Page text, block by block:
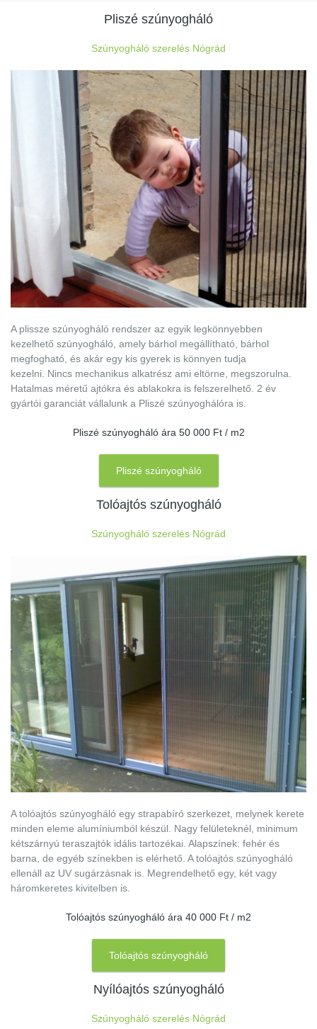
Pliszé szúnyogháló
Szúnyogháló szerelés Nógrád
A plissze szúnyogháló rendszer az egyik legkönnyebben
kezelhető szúnyogháló, amely bárhol megállítható, bárhol
megfogható, és akár egy kis gyerek is könnyen tudja
kezelni. Nincs mechanikus alkatrész ami eltörne, megszorulna.
Hatalmas méretű ajtókra és ablakokra is felszerelhető. 2 év
gyártói garanciát vállalunk a Pliszé szúnyoghálóra is.
Pliszé szúnyogháló ára 50 000 Ft / m2
Pliszé szúnyogháló
Tolóajtós szúnyogháló
Szúnyogháló szerelés Nógrád
A tolóajtós szúnyogháló egy strapabíró szerkezet, melynek kerete
minden eleme alumíniumból készül. Nagy felületeknél, minimum
kétszárnyú teraszajtók idális tartozékai. Alapszínek: fehér és
barna, de egyéb színekben is elérhető. A tolóajtós szúnyogháló
ellenáll az UV sugárzásnak is. Megrendelhető egy, két vagy
háromkeretes kivitelben is.
Tolóajtós szúnyogháló ára 40 000 Ft / m2
Tolóajtós szúnyogháló
Nyílóajtós szúnyogháló
Szúnyogháló szerelés Nógrád